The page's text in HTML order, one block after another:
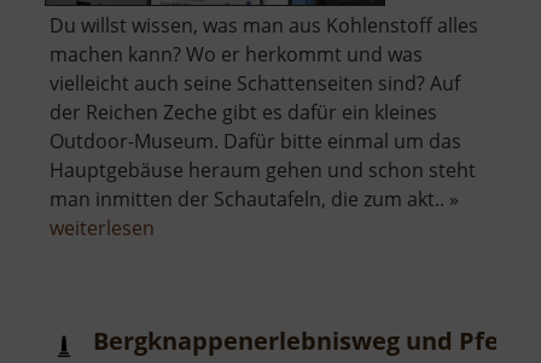
Du willst wissen, was man aus Kohlenstoff alles
machen kann? Wo er herkommt und was
vielleicht auch seine Schattenseiten sind? Auf
der Reichen Zeche gibt es dafür ein kleines
Outdoor-Museum. Dafür bitte einmal um das
Hauptgebäuse heraum gehen und schon steht
man inmitten der Schautafeln, die zum akt.. »
weiterlesen
Bergknappenerlebnisweg und